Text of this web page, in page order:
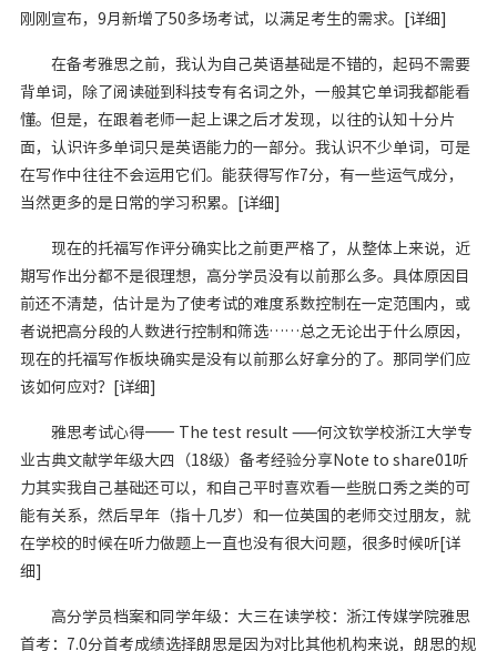
刚刚宣布，9月新增了50多场考试，以满足考生的需求。[详细]
在备考雅思之前，我认为自己英语基础是不错的，起码不需要
背单词，除了阅读碰到科技专有名词之外，一般其它单词我都能看
懂。但是，在跟着老师一起上课之后才发现，以往的认知十分片
面，认识许多单词只是英语能力的一部分。我认识不少单词，可是
在写作中往往不会运用它们。能获得写作7分，有一些运气成分，
当然更多的是日常的学习积累。[详细]
现在的托福写作评分确实比之前更严格了，从整体上来说，近
期写作出分都不是很理想，高分学员没有以前那么多。具体原因目
前还不清楚，估计是为了使考试的难度系数控制在一定范围内，或
者说把高分段的人数进行控制和筛选……总之无论出于什么原因，
现在的托福写作板块确实是没有以前那么好拿分的了。那同学们应
该如何应对？[详细]
雅思考试心得—— The test result ——何汶钦学校浙江大学专
业古典文献学年级大四（18级）备考经验分享Note to share01听
力其实我自己基础还可以，和自己平时喜欢看一些脱口秀之类的可
能有关系，然后早年（指十几岁）和一位英国的老师交过朋友，就
在学校的时候在听力做题上一直也没有很大问题，很多时候听[详
细]
高分学员档案和同学年级：大三在读学校：浙江传媒学院雅思
首考：7.0分首考成绩选择朗思是因为对比其他机构来说，朗思的规